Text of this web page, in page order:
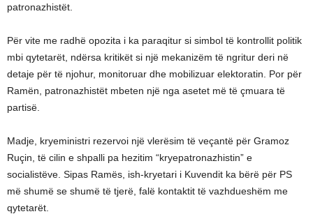
patronazhistët.
Për vite me radhë opozita i ka paraqitur si simbol të kontrollit politik
mbi qytetarët, ndërsa kritikët si një mekanizëm të ngritur deri në
detaje për të njohur, monitoruar dhe mobilizuar elektoratin. Por për
Ramën, patronazhistët mbeten një nga asetet më të çmuara të
partisë.
Madje, kryeministri rezervoi një vlerësim të veçantë për Gramoz
Ruçin, të cilin e shpalli pa hezitim “kryepatronazhistin” e
socialistëve. Sipas Ramës, ish-kryetari i Kuvendit ka bërë për PS
më shumë se shumë të tjerë, falë kontaktit të vazhdueshëm me
qytetarët.